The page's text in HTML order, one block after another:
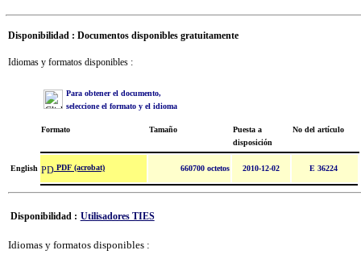
Disponibilidad : Documentos disponibles gratuitamente
Idiomas y formatos disponibles :
Para obtener el documento,
seleccione el formato y el idioma
Formato Tamaño
Puesta a
disposición
No del artículo
English PDF (acrobat) 660700 octetos 2010-12-02 E 36224
Disponibilidad : Utilisadores TIES
Idiomas y formatos disponibles :